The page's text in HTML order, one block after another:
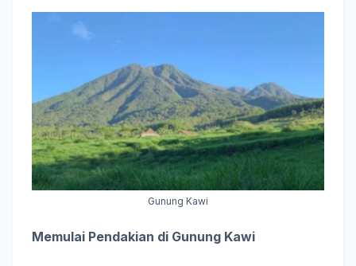
Gunung Kawi
Memulai Pendakian di Gunung Kawi